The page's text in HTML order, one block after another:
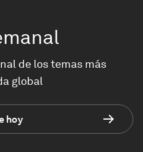
de los temas más
global
hoy